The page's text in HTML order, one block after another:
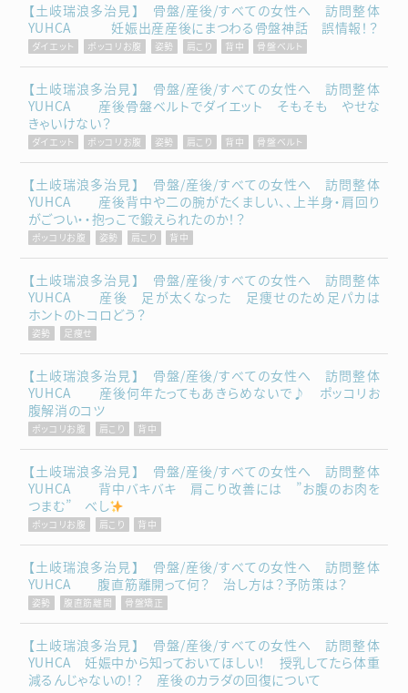
【土岐瑞浪多治見】 骨盤/産後/すべての女性へ 訪問整体
YUHCA 妊娠出産産後にまつわる骨盤神話 誤情報！？
ダイエット ポッコリお腹 姿勢 肩こり 背中 骨盤ベルト
【土岐瑞浪多治見】 骨盤/産後/すべての女性へ 訪問整体
YUHCA 産後骨盤ベルトでダイエット そもそも やせな
きゃいけない？
ダイエット ポッコリお腹 姿勢 肩こり 背中 骨盤ベルト
【土岐瑞浪多治見】 骨盤/産後/すべての女性へ 訪問整体
YUHCA 産後背中や二の腕がたくましい、、上半身・肩回り
がごつい・・抱っこで鍛えられたのか！？
ポッコリお腹 姿勢 肩こり 背中
【土岐瑞浪多治見】 骨盤/産後/すべての女性へ 訪問整体
YUHCA 産後 足が太くなった 足痩せのため足パカは
ホントのトコロどう？
姿勢 足痩せ
【土岐瑞浪多治見】 骨盤/産後/すべての女性へ 訪問整体
YUHCA 産後何年たってもあきらめないで♪ ポッコリお
腹解消のコツ
ポッコリお腹 肩こり 背中
【土岐瑞浪多治見】 骨盤/産後/すべての女性へ 訪問整体
YUHCA 背中バキバキ 肩こり改善には ”お腹のお肉を
つまむ” べし
ポッコリお腹 肩こり 背中
【土岐瑞浪多治見】 骨盤/産後/すべての女性へ 訪問整体
YUHCA 腹直筋離開って何？ 治し方は？予防策は？
姿勢 腹直筋離開 骨盤矯正
【土岐瑞浪多治見】 骨盤/産後/すべての女性へ 訪問整体
YUHCA 妊娠中から知っておいてほしい！ 授乳してたら体重
減るんじゃないの！？ 産後のカラダの回復について